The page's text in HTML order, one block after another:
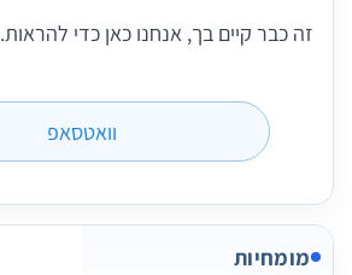
זה כבר קיים בך, אנחנו כאן כדי להראות.
וואטסאפ
מומחיות